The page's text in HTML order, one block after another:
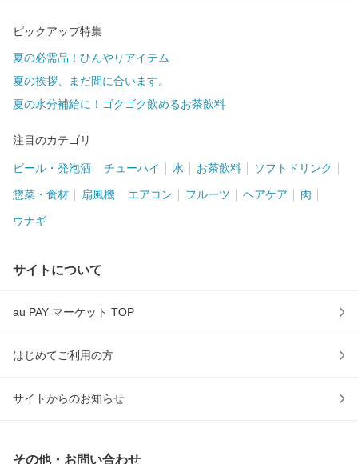
ピックアップ特集
夏の必需品！ひんやりアイテム
夏の挨拶、まだ間に合います。
夏の水分補給に！ゴクゴク飲めるお茶飲料
注目のカテゴリ
ビール・発泡酒 チューハイ 水 お茶飲料 ソフトドリンク
惣菜・食材 扇風機 エアコン フルーツ ヘアケア 肉
ウナギ
サイトについて
au PAY マーケット TOP
はじめてご利用の方
サイトからのお知らせ
その他・お問い合わせ